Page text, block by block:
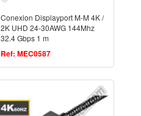
Conexion Displayport M-M 4K /
2K UHD 24-30AWG 144Mhz
32.4 Gbps 1 m
Ref: MEC0587